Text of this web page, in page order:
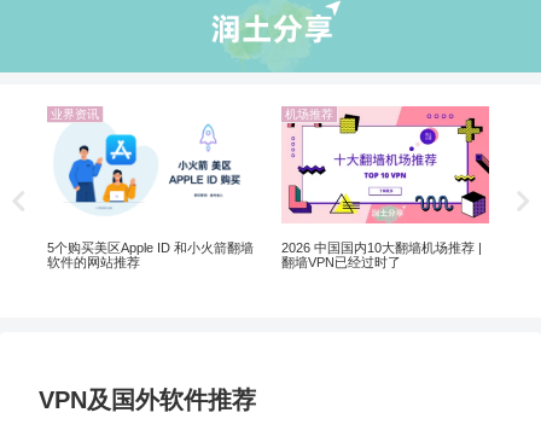
业界资讯
ChatGPT 国内怎么注册使用？解锁
ChatGPT 注册的机场VPN推荐
业界资讯
翻墙选 VPN 还是机场？
VPN及国外软件推荐